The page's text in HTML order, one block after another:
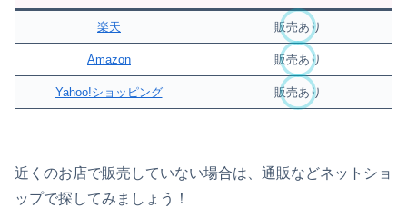
楽天 販売あり
Amazon 販売あり
Yahoo!ショッピング 販売あり
近くのお店で販売していない場合は、通販などネットショ
ップで探してみましょう！